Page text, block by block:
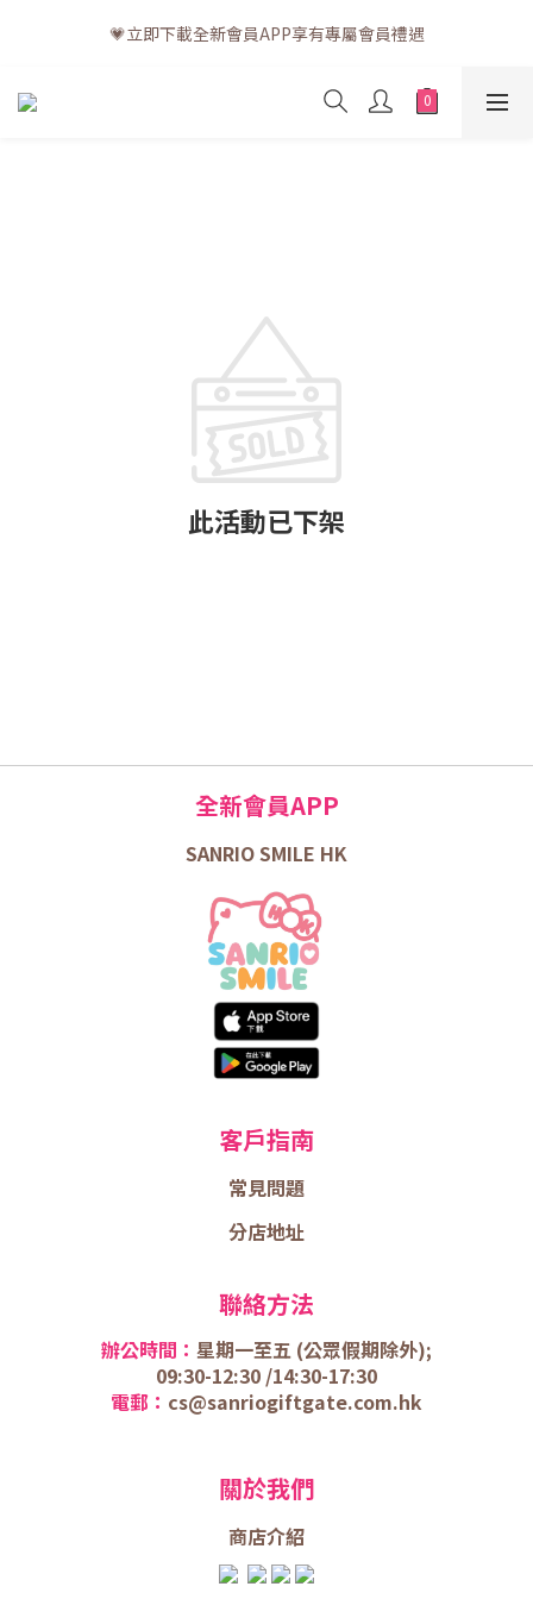
💗訂單一般送貨時間為3至5個工作天 (星期六、日及公眾假期並非
工作天)
💗立即下載全新會員APP享有專屬會員禮遇
💗訂單一般送貨時間為3至5個工作天 (星期六、日及公眾假期並非
此活動已下架
全新會員APP
SANRIO SMILE HK
客戶指南
常見問題
分店地址
聯絡方法
辦公時間： 星期一至五 (公眾假期除外);
09:30-12:30 /14:30-17:30
電郵： cs@sanriogiftgate.com.hk
關於我們
商店介紹